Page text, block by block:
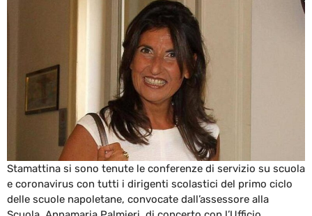
Stamattina si sono tenute le conferenze di servizio su scuola
e coronavirus con tutti i dirigenti scolastici del primo ciclo
delle scuole napoletane, convocate dall’assessore alla